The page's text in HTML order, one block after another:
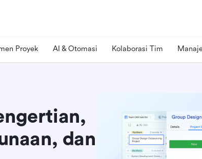
Proyek AI & Otomasi Kolaborasi Tim
dan